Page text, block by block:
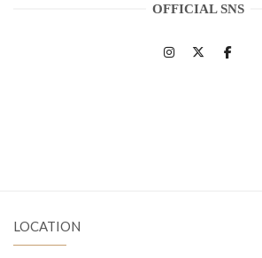
OFFICIAL SNS
LOCATION